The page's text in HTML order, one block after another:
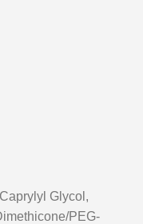
Glycol,
PEG-